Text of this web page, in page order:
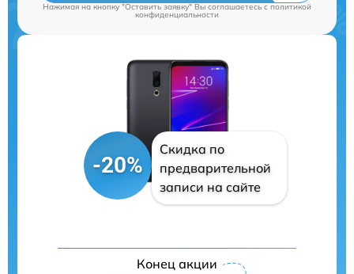
Нажимая на кнопку "Оставить заявку" Вы соглашаетесь cполитикой
конфиденциальности
-20%
Скидка по
предварительной
записи на сайте
Конец акции